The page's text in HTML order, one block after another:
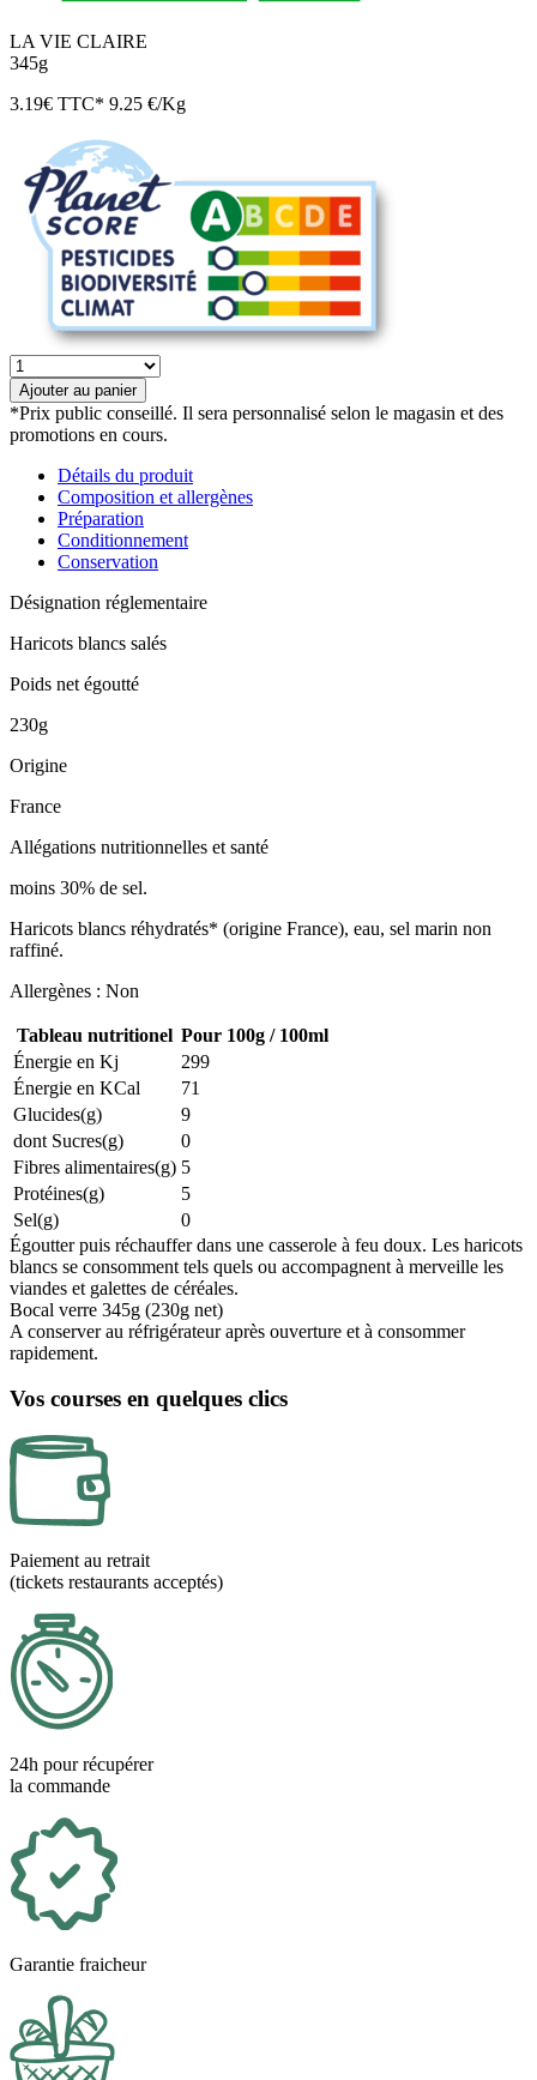
LA VIE CLAIRE
345g
3.19€ TTC* 9.25 €/Kg
quantité
de
Haricots
blancs
bio
Ajouter au panier
*Prix public conseillé. Il sera personnalisé selon le magasin et des
promotions en cours.
Détails du produit
Composition et allergènes
Préparation
Conditionnement
Conservation
Désignation réglementaire
Haricots blancs salés
Poids net égoutté
230g
Origine
France
Allégations nutritionnelles et santé
moins 30% de sel.
Haricots blancs réhydratés* (origine France), eau, sel marin non
raffiné.
Allergènes : Non
Tableau nutritionel Pour 100g / 100ml
Énergie en Kj
299
Énergie en KCal
71
Glucides(g)
9
dont Sucres(g)
0
Fibres alimentaires(g) 5
Protéines(g)
5
Sel(g)
0
Égoutter puis réchauffer dans une casserole à feu doux. Les haricots
blancs se consomment tels quels ou accompagnent à merveille les
viandes et galettes de céréales.
Bocal verre 345g (230g net)
A conserver au réfrigérateur après ouverture et à consommer
rapidement.
Vos courses en quelques clics
Paiement au retrait
(tickets restaurants acceptés)
24h pour récupérer
la commande
Garantie fraicheur